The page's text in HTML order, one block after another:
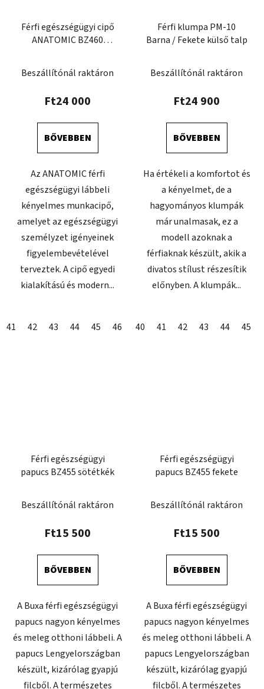
Férfi egészségügyi cipő
ANATOMIC BZ460
Beszállítónál raktáron
Ft24 000
BŐVEBBEN
Az ANATOMIC férfi
egészségügyi lábbeli
kényelmes munkacipő,
amelyet az egészségügyi
személyzet igényeinek
figyelembevételével
terveztek. A cipő egyedi
kialakítású és modern...
41 42 43 44 45 46 47
Férfi klumpa PM-10
Barna / Fekete külső talp
Beszállítónál raktáron
Ft24 900
BŐVEBBEN
Ha értékeli a komfortot és
a kényelmet, de a
hagyományos klumpák
már unalmasak, ez a
modell azoknak a
férfiaknak készült, akik a
divatos stílust részesítik
előnyben. A klumpák...
40 41 42 43 44 45
Férfi egészségügyi
papucs BZ455 sötétkék
Beszállítónál raktáron
Ft15 500
BŐVEBBEN
A Buxa férfi egészségügyi
papucs nagyon kényelmes
és meleg otthoni lábbeli. A
papucs Lengyelországban
készült, kizárólag gyapjú
filcből. A természetes
Férfi egészségügyi
papucs BZ455 fekete
Beszállítónál raktáron
Ft15 500
BŐVEBBEN
A Buxa férfi egészségügyi
papucs nagyon kényelmes
és meleg otthoni lábbeli. A
papucs Lengyelországban
készült, kizárólag gyapjú
filcből. A természetes